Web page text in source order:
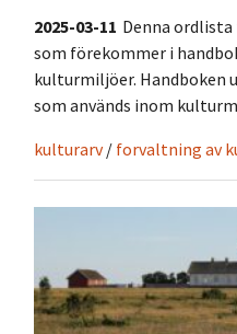
2025-03-11 Denna
som förekommer i
kulturmiljöer. Handboken
som används inom
kulturarv / forvaltning av